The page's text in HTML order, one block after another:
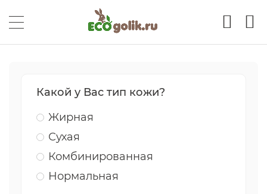
Какой у Вас тип кожи?
Жирная
Сухая
Комбинированная
Нормальная